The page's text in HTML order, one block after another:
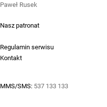
Nasz patronat
Regulamin serwisu
Kontakt
MMS/SMS: 537 133 133
Paweł Rusek